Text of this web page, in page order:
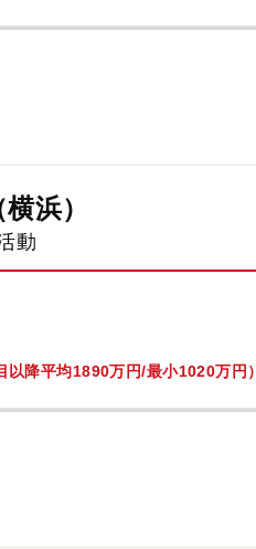
浜）
動
降平均1890万円/最小1020万円）